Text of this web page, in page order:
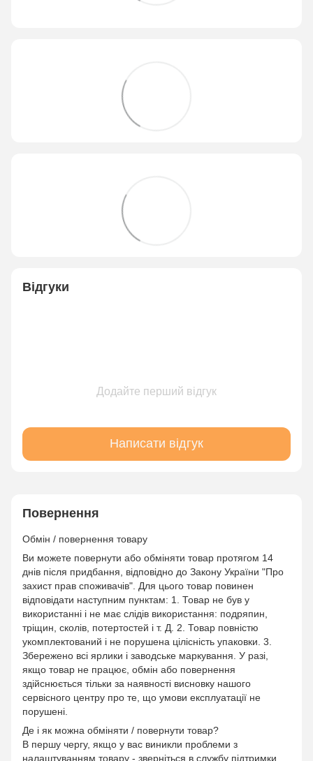
Відгуки
Додайте перший відгук
Написати відгук
Повернення
Обмін / повернення товару
Ви можете повернути або обміняти товар протягом 14
днів після придбання, відповідно до Закону України "Про
захист прав споживачів". Для цього товар повинен
відповідати наступним пунктам: 1. Товар не був у
використанні і не має слідів використання: подряпин,
тріщин, сколів, потертостей і т. Д. 2. Товар повністю
укомплектований і не порушена цілісність упаковки. 3.
Збережено всі ярлики і заводське маркування. У разі,
якщо товар не працює, обмін або повернення
здійснюється тільки за наявності висновку нашого
сервісного центру про те, що умови експлуатації не
порушені.
Де і як можна обміняти / повернути товар?
В першу чергу, якщо у вас виникли проблеми з
налаштуванням товару - зверніться в службу підтримки